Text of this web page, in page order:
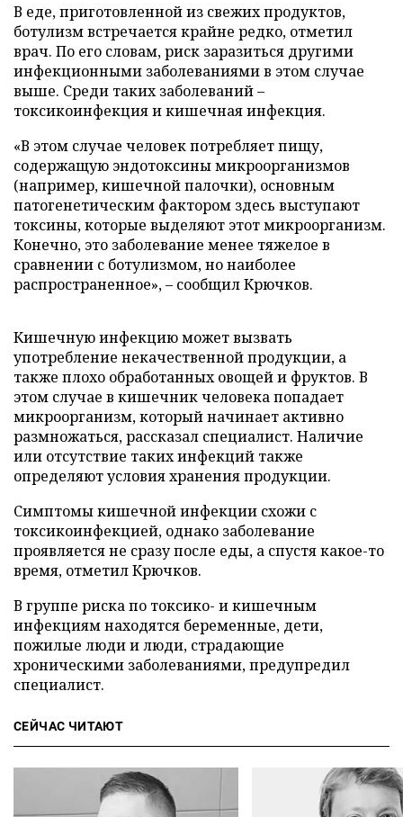
В еде, приготовленной из свежих продуктов,
ботулизм встречается крайне редко, отметил
врач. По его словам, риск заразиться другими
инфекционными заболеваниями в этом случае
выше. Среди таких заболеваний –
токсикоинфекция и кишечная инфекция.
«В этом случае человек потребляет пищу,
содержащую эндотоксины микроорганизмов
(например, кишечной палочки), основным
патогенетическим фактором здесь выступают
токсины, которые выделяют этот микроорганизм.
Конечно, это заболевание менее тяжелое в
сравнении с ботулизмом, но наиболее
распространенное», – сообщил Крючков.
Кишечную инфекцию может вызвать
употребление некачественной продукции, а
также плохо обработанных овощей и фруктов. В
этом случае в кишечник человека попадает
микроорганизм, который начинает активно
размножаться, рассказал специалист. Наличие
или отсутствие таких инфекций также
определяют условия хранения продукции.
Симптомы кишечной инфекции схожи с
токсикоинфекцией, однако заболевание
проявляется не сразу после еды, а спустя какое-то
время, отметил Крючков.
В группе риска по токсико- и кишечным
инфекциям находятся беременные, дети,
пожилые люди и люди, страдающие
хроническими заболеваниями, предупредил
специалист.
СЕЙЧАС ЧИТАЮТ